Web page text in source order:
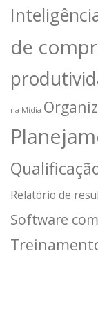
de
na Mídia
Relatório de
Software